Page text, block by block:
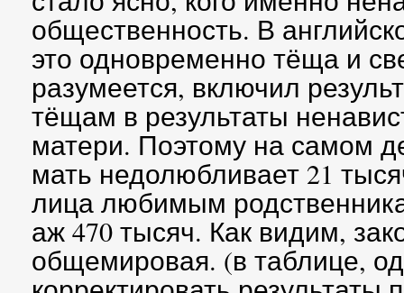
общественность. В
это одновременно тёща и
разумеется, включил
тёщам в результаты
матери. Поэтому на самом
мать недолюбливает 21
лица любимым
аж 470 тысяч. Как видим,
общемировая. (в таблице,